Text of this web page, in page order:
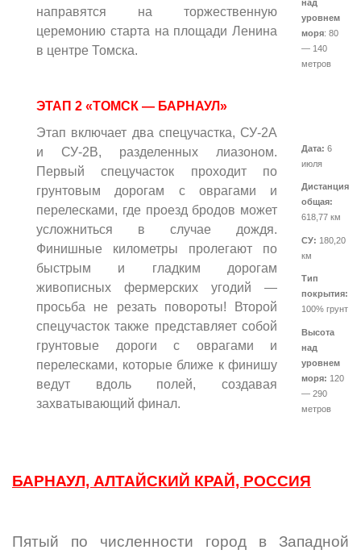
направятся на торжественную
церемонию старта на площади Ленина
в центре Томска.
над
уровнем
моря: 80
— 140
метров
ЭТАП 2 «ТОМСК — БАРНАУЛ»
Этап включает два спецучастка, СУ-2А
и СУ-2В, разделенных лиазоном.
Первый спецучасток проходит по
грунтовым дорогам с оврагами и
перелесками, где проезд бродов может
усложниться в случае дождя.
Финишные километры пролегают по
быстрым и гладким дорогам
живописных фермерских угодий —
просьба не резать повороты! Второй
спецучасток также представляет собой
грунтовые дороги с оврагами и
перелесками, которые ближе к финишу
ведут вдоль полей, создавая
захватывающий финал.
Дата: 6
июля
Дистанция
общая:
618,77 км
СУ: 180,20
км
Тип
покрытия:
100% грунт
Высота
над
уровнем
моря: 120
— 290
метров
БАРНАУЛ, АЛТАЙСКИЙ КРАЙ, РОССИЯ
Пятый по численности город в Западной